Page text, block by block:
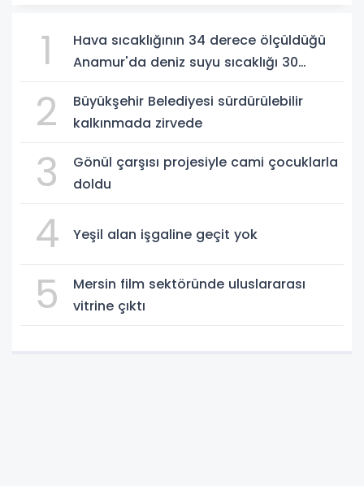
1
Hava sıcaklığının 34 derece ölçüldüğü
Anamur'da deniz suyu sıcaklığı 30
2
Büyükşehir Belediyesi sürdürülebilir
kalkınmada zirvede
3
Gönül çarşısı projesiyle cami çocuklarla
doldu
4 Yeşil alan işgaline geçit yok
5
Mersin film sektöründe uluslararası
vitrine çıktı